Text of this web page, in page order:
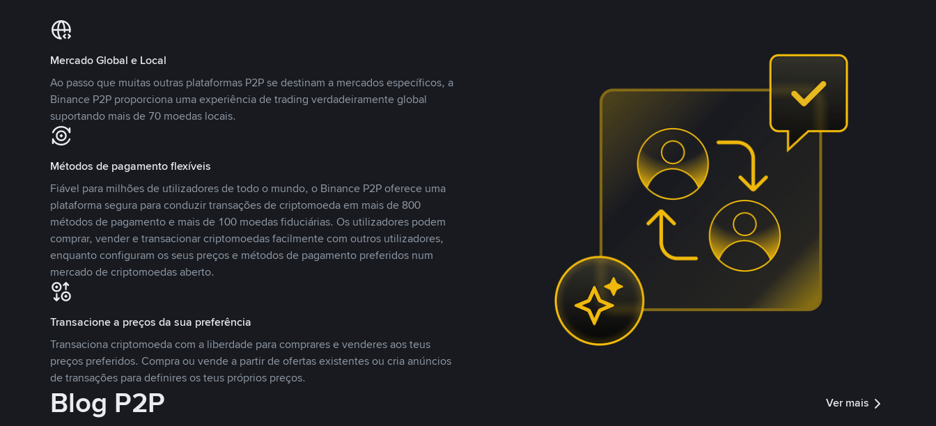
Mercado Global e Local
Ao passo que muitas outras plataformas P2P se destinam a mercados específicos, a
Binance P2P proporciona uma experiência de trading verdadeiramente global
suportando mais de 70 moedas locais.
Métodos de pagamento flexíveis
Fiável para milhões de utilizadores de todo o mundo, o Binance P2P oferece uma
plataforma segura para conduzir transações de criptomoeda em mais de 800
métodos de pagamento e mais de 100 moedas fiduciárias. Os utilizadores podem
comprar, vender e transacionar criptomoedas facilmente com outros utilizadores,
enquanto configuram os seus preços e métodos de pagamento preferidos num
mercado de criptomoedas aberto.
Transacione a preços da sua preferência
Transaciona criptomoeda com a liberdade para comprares e venderes aos teus
preços preferidos. Compra ou vende a partir de ofertas existentes ou cria anúncios
de transações para definires os teus próprios preços.
Blog P2P Ver mais